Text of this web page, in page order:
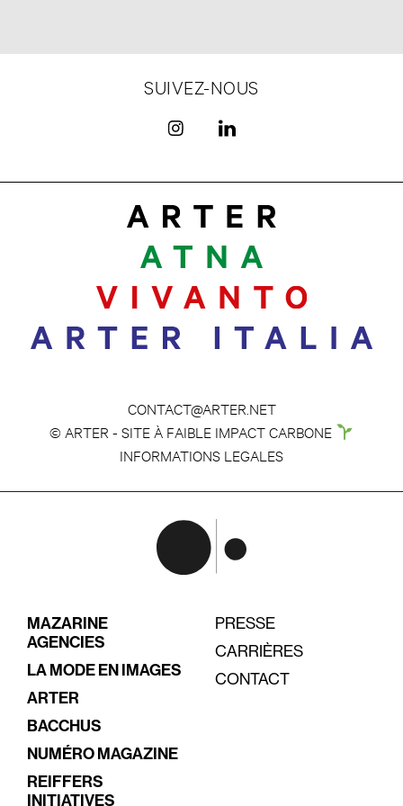
SUIVEZ-NOUS
CONTACT@ARTER.NET
© ARTER - SITE À FAIBLE IMPACT CARBONE
INFORMATIONS LEGALES
MAZARINE
AGENCIES
LA MODE EN IMAGES
ARTER
BACCHUS
NUMÉRO MAGAZINE
REIFFERS
INITIATIVES
PRESSE
CARRIÈRES
CONTACT